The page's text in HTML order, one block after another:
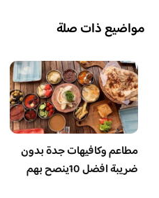
مواضيع ذات صلة
مطاعم وكافيهات جدة بدون
ضريبة افضل 10ينصح بهم